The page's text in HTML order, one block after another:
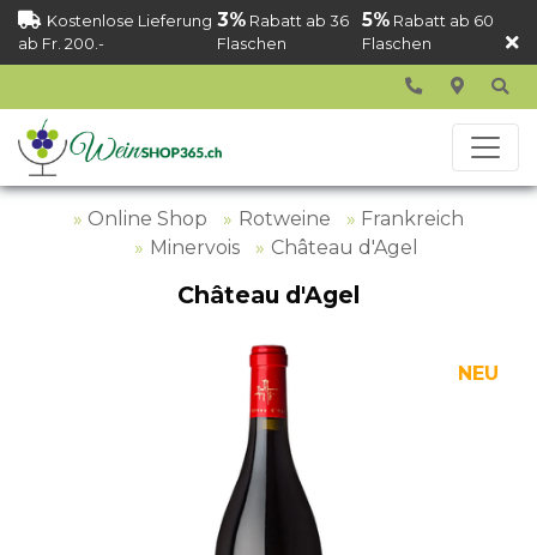
Kostenlose Lieferung
ab Fr. 200.-
3% Rabatt ab 36
Flaschen
5%Rabatt ab 60
Flaschen
Online Shop Rotweine
Frankreich
Minervois
Château d'Agel
Château d'Agel